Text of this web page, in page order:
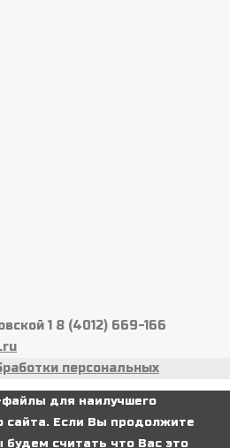
1 8 (4012) 669-166
персональных
для наилучшего
сайта. Если Вы продолжите
будем считать что Вас это